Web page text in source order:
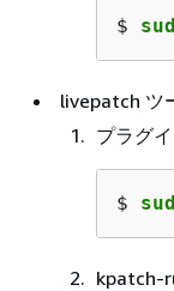
$
livepatch ツ
プラグ
$
kpatch-